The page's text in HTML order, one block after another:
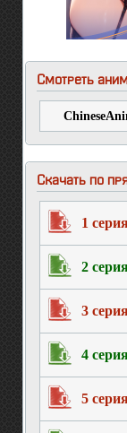
Смотреть
Скачать по
1
2
3
4
5